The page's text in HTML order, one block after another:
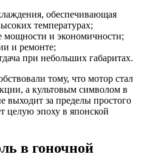
обеспечивающая
температурах;
мощности и экономичности;
и ремонте;
при небольших габаритах.
тому, что мотор стал
а культовым символом в
выходит за пределы простого
целую эпоху в японской
в гоночной